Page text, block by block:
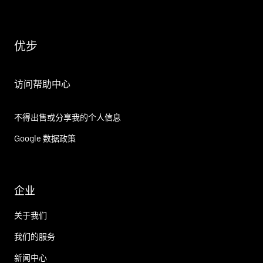
优步
访问帮助中心
不得出售或分享我的个人信息
Google 数据政策
企业
关于我们
我们的服务
新闻中心